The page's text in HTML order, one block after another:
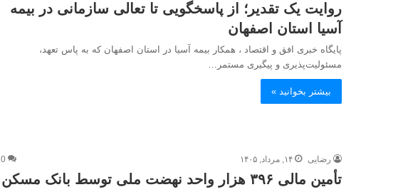
روایت یک تقدیر؛ از پاسخگویی تا تعالی سازمانی در بیمه
آسیا استان اصفهان
پایگاه خبری افق و اقتصاد ، همکار بیمه آسیا در استان اصفهان که به پاس تعهد،
مسئولیت‌پذیری و پیگیری مستمر…
بیشتر بخوانید »
رضایی ۱۴, مرداد, ۱۴۰۵ 0
تأمین مالی ۳۹۶ هزار واحد نهضت ملی توسط بانک مسکن